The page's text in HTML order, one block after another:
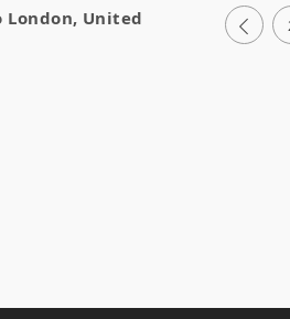
London, United